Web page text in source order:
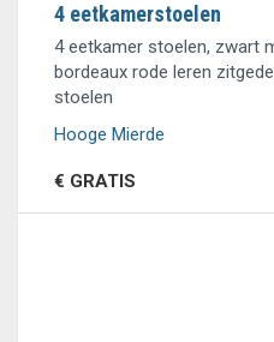
4 eetkamerstoelen
4 eetkamer stoelen, zwart
bordeaux rode leren
stoelen
Hooge Mierde
€ GRATIS